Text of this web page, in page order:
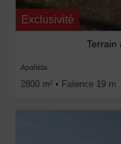
Exclusivité
Terrain
Apahida
2800 m2 • Faïence 19 m